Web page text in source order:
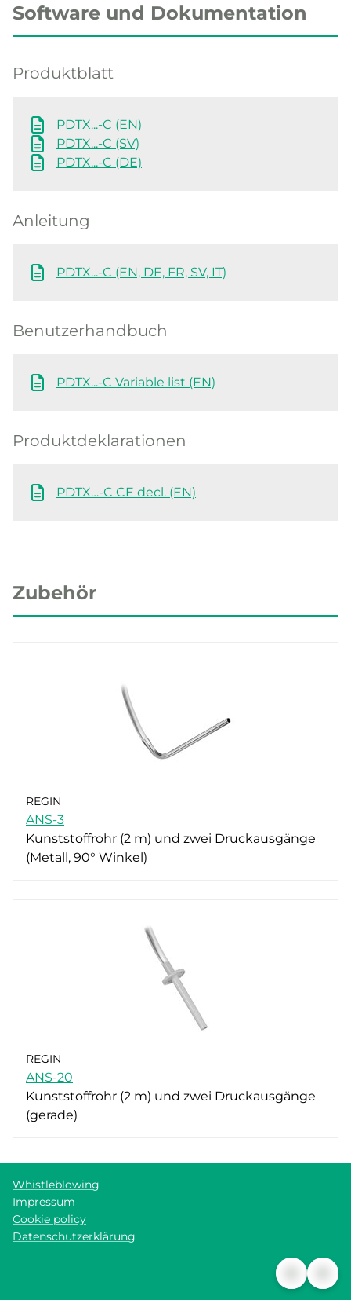
Software und Dokumentation
Produktblatt
PDTX...-C (EN)
PDTX...-C (SV)
PDTX...-C (DE)
Anleitung
PDTX...-C (EN, DE, FR, SV, IT)
Benutzerhandbuch
PDTX...-C Variable list (EN)
Produktdeklarationen
PDTX…-C CE decl. (EN)
Zubehör
REGIN
ANS-3
Kunststoffrohr (2 m) und zwei Druckausgänge
(Metall, 90° Winkel)
REGIN
ANS-20
Kunststoffrohr (2 m) und zwei Druckausgänge
(gerade)
Whistleblowing
Impressum
Cookie policy
Datenschutzerklärung